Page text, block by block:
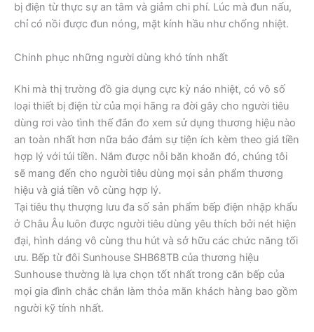
bị điện từ thực sự an tâm và giảm chi phí. Lúc mà đun nấu,
chỉ có nồi được đun nóng, mặt kính hầu như chống nhiệt.
Chinh phục những người dùng khó tính nhất
Khi mà thị trường đồ gia dụng cực kỳ náo nhiệt, có vô số
loại thiết bị điện từ của mọi hãng ra đời gây cho người tiêu
dùng rơi vào tình thế đắn đo xem sử dụng thương hiệu nào
an toàn nhất hơn nữa bảo đảm sự tiện ích kèm theo giá tiền
hợp lý với túi tiền. Nắm được nỗi băn khoăn đó, chúng tôi
sẽ mang đến cho người tiêu dùng mọi sản phẩm thương
hiệu và giá tiền vô cùng hợp lý.
Tại tiêu thụ thượng lưu đa số sản phẩm bếp điện nhập khẩu
ở Châu Âu luôn được người tiêu dùng yêu thích bởi nét hiện
đại, hình dáng vô cùng thu hút và sở hữu các chức năng tối
ưu. Bếp từ đôi Sunhouse SHB68TB của thương hiệu
Sunhouse thường là lựa chọn tốt nhất trong căn bếp của
mọi gia đình chắc chắn làm thỏa mãn khách hàng bao gồm
người kỹ tính nhất.